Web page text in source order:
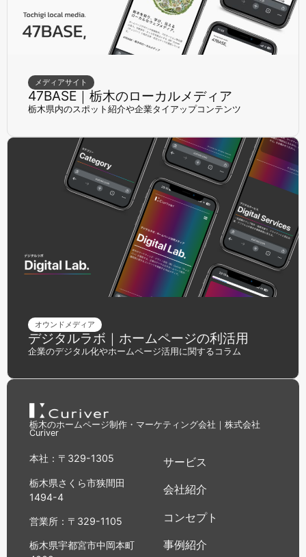
メディアサイト
47BASE｜栃木のローカルメディア
栃木県内のスポット紹介や企業タイアップコンテンツ
オウンドメディア
デジタルラボ｜ホームページの利活用
企業のデジタル化やホームページ活用に関するコラム
栃木のホームページ制作・マーケティング会社｜株式会社
Curiver
本社：〒329-1305
栃木県さくら市狭間田
1494-4
営業所：〒329-1105
栃木県宇都宮市中岡本町
サービス
会社紹介
コンセプト
事例紹介